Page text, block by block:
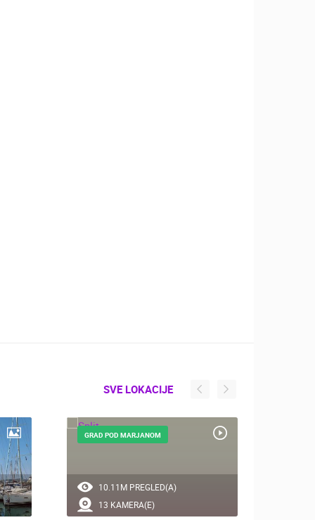
10.11M PREGLED(A)
13 KAMERA(E)
GRAD POD MARJANOM
SVE LOKACIJE